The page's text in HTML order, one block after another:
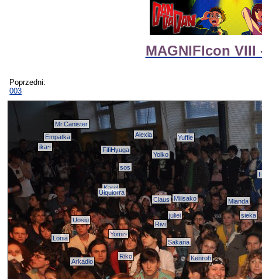
MAGNIFIcon
Poprzedni:
003
Alexia
Arkadio
Claus
Empatka
FifiHyuga
ika~
juliei
Karel
Kenroh
Lonia
Mianda
Miiisako
Mr.Canister
Riko
Rivi
Sakana
sieka
sos
Ulquiorra
Uosiu
Yoiko
Yomi~
Yuffie